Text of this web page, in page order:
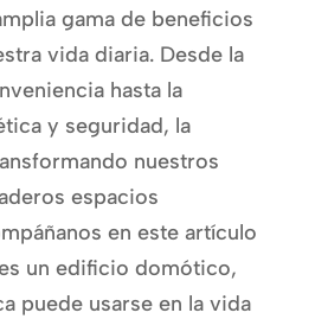
gama de beneficios
vida diaria. Desde la
hasta la
y seguridad, la
nuestros
espacios
en este artículo
un edificio domótico,
puede usarse en la vida